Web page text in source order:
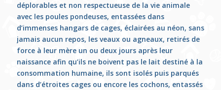
déplorables et non respectueuse de la vie animale
avec les poules pondeuses, entassées dans
d’immenses hangars de cages, éclairées au néon, sans
jamais aucun repos, les veaux ou agneaux, retirés de
force à leur mère un ou deux jours après leur
naissance afin qu’ils ne boivent pas le lait destiné à la
consommation humaine, ils sont isolés puis parqués
dans d’étroites cages ou encore les cochons, entassés